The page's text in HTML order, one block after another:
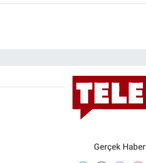
Gerçek Haber